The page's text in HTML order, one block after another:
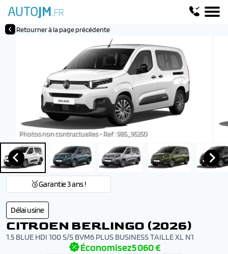
Retourner à la page précédente
Photos non contractuelles - Ref : 985_95250
🥉Garantie 3 ans !
Délai usine
CITROEN BERLINGO (2026)
1.5 BLUE HDI 100 S/S BVM6 PLUS BUSINESS TAILLE XL N1
Économisez5 060 €